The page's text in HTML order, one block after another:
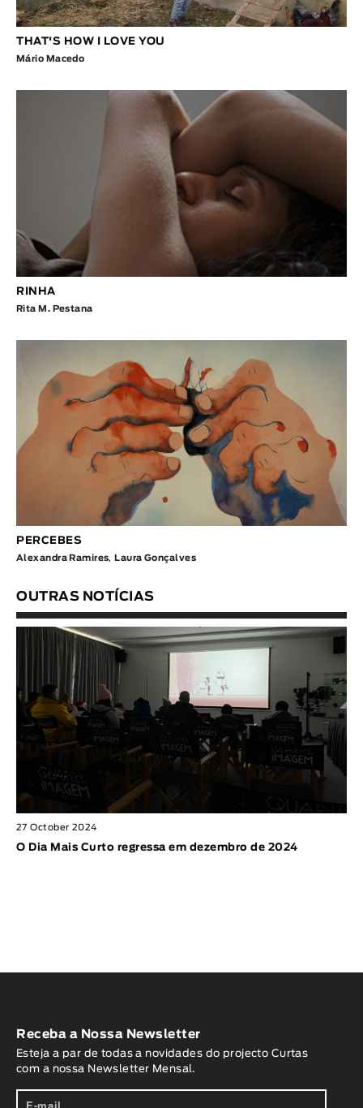
THAT'S HOW I LOVE YOU
Mário Macedo
RINHA
Rita M. Pestana
PERCEBES
Alexandra Ramires, Laura Gonçalves
OUTRAS NOTÍCIAS
27 October 2024
O Dia Mais Curto regressa em dezembro de 2024
Receba a Nossa Newsletter
Esteja a par de todas a novidades do projecto Curtas
com a nossa Newsletter Mensal.